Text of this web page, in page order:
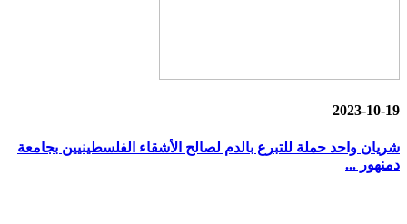
2023-10-19
شريان واحد حملة للتبرع بالدم لصالح الأشقاء الفلسطينيين بجامعة
دمنهور ...